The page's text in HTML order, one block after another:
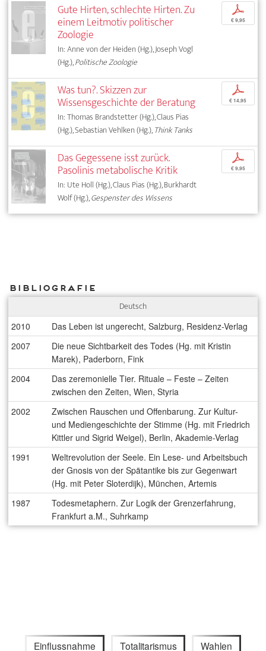
Gute Hirten, schlechte Hirten. Zu
einem Leitmotiv politischer
Zoologie
In: Anne von der Heiden (Hg.), Joseph Vogl
(Hg.),Politische Zoologie
p
€ 9,95
Was tun?. Skizzen zur
Wissensgeschichte der Beratung
In: Thomas Brandstetter (Hg.), Claus Pias
(Hg.), Sebastian Vehlken (Hg.),Think Tanks
p
€ 14,95
Das Gegessene isst zurück.
Pasolinis metabolische Kritik
In: Ute Holl (Hg.), Claus Pias (Hg.), Burkhardt
Wolf (Hg.),Gespenster des Wissens
p
€ 9,95
Bibliografie
Deutsch
2010
Das Leben ist ungerecht, Salzburg, Residenz-Verlag
2007
Die neue Sichtbarkeit des Todes (Hg. mit Kristin
Marek), Paderborn, Fink
2004
Das zeremonielle Tier. Rituale – Feste – Zeiten
zwischen den Zeiten, Wien, Styria
2002
Zwischen Rauschen und Offenbarung. Zur Kultur-
und Mediengeschichte der Stimme (Hg. mit Friedrich
Kittler und Sigrid Weigel), Berlin, Akademie-Verlag
1991
Weltrevolution der Seele. Ein Lese- und Arbeitsbuch
der Gnosis von der Spätantike bis zur Gegenwart
(Hg. mit Peter Sloterdijk), München, Artemis
1987
Todesmetaphern. Zur Logik der Grenzerfahrung,
Frankfurt a.M., Suhrkamp
Einflussnahme Totalitarismus Wahlen